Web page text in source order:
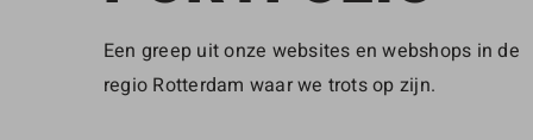
Een greep uit onze websites en webshops in de
regio Rotterdam waar we trots op zijn.